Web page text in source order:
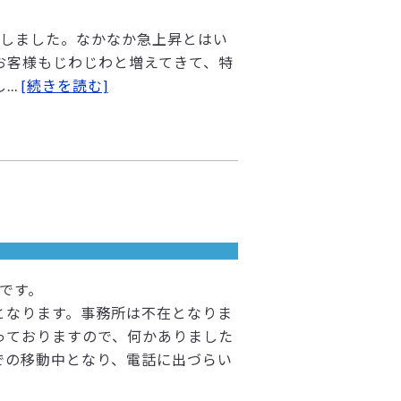
ました。なかなか急上昇とはい
様もじわじわと増えてきて、特
... [続きを読む]
す。
ります。事務所は不在となりま
おりますので、何かありました
移動中となり、電話に出づらい